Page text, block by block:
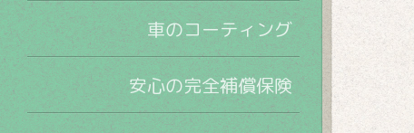
車のコーティング
安心の完全補償保険